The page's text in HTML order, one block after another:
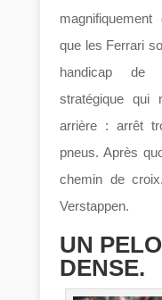
que les Ferrari
handicap de
stratégique qui
arrière : arrêt
pneus. Après
chemin de
Verstappen.
UN
DENSE.